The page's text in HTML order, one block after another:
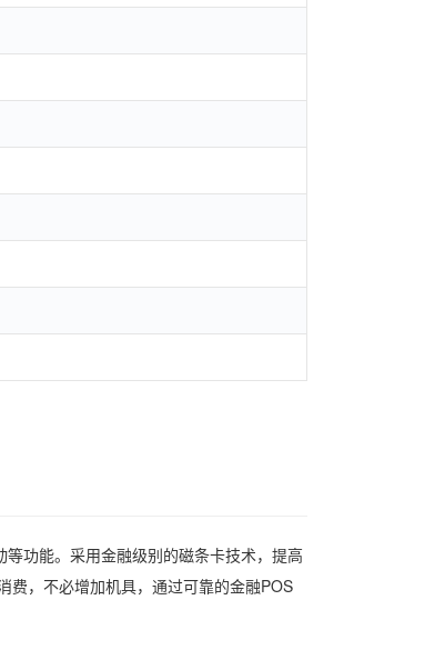
功能。采用金融级别的磁条卡技术，提高
费，不必增加机具，通过可靠的金融POS